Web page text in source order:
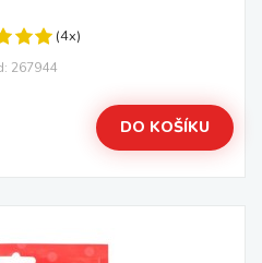
(4x)
267944
DO KOŠÍKU